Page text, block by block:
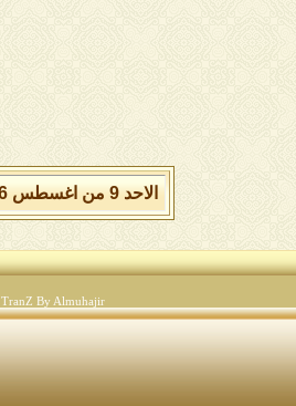
الاحد 9 من اغسطس 2026 , الساعة الان 01:41:53 مساءً.
TranZ By Almuhajir